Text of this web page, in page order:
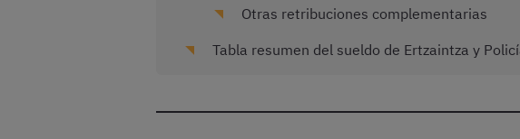
Otras retribuciones complementarias
Tabla resumen del sueldo de Ertzaintza y